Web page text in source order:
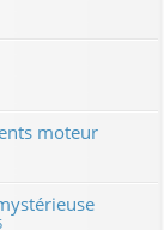
moteur